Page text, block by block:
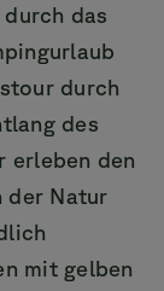
das
durch
des
erleben den
der Natur
mit gelben